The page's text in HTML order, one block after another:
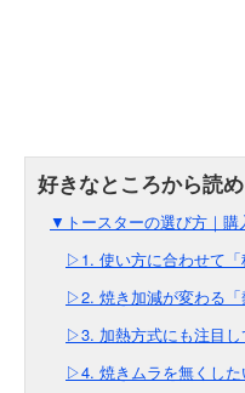
▼トースターの選び方｜購
▷1. 使い方に合わせて
▷2. 焼き加減が変わる
▷3. 加熱方式にも注目し
▷4. 焼きムラを無くし